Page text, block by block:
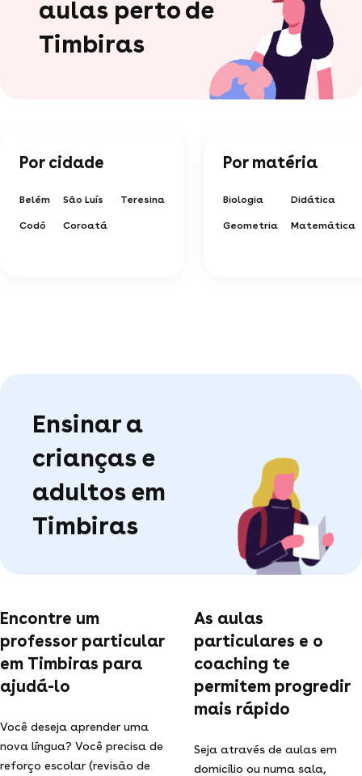
aulas perto de
Timbiras
Por cidade
Belém São Luís Teresina
Codó Coroatá
Por matéria
Biologia Didática
Geometria Matemática
Ensinar a
crianças e
adultos em
Timbiras
Encontre um
professor particular
em Timbiras para
ajudá-lo
Você deseja aprender uma
nova língua? Você precisa de
reforço escolar (revisão de
As aulas
particulares e o
coaching te
permitem progredir
mais rápido
Seja através de aulas em
domicílio ou numa sala,